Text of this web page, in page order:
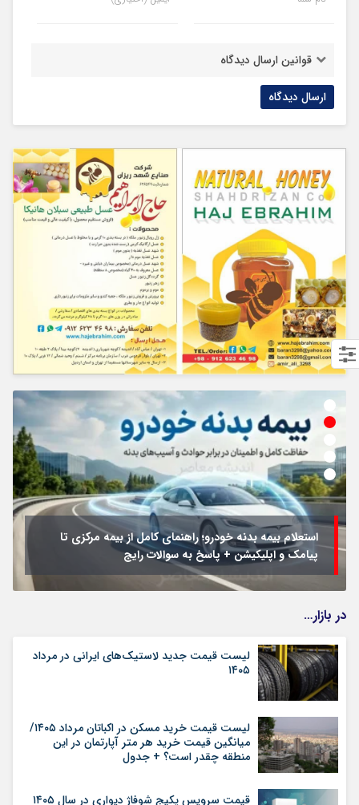
قوانین ارسال دیدگاه
استعلام بیمه بدنه خودرو؛ راهنمای کامل از بیمه مرکزی تا
پیامک و اپلیکیشن + پاسخ به سوالات رایج
در بازار…
لیست قیمت جدید لاستیک‌های ایرانی در مرداد
۱۴۰۵
لیست قیمت خرید مسکن در اکباتان مرداد ۱۴۰۵/
میانگین قیمت خرید هر متر آپارتمان در این
منطقه چقدر است؟ + جدول
قیمت سرویس پکیج شوفاژ دیواری در سال ۱۴۰۵